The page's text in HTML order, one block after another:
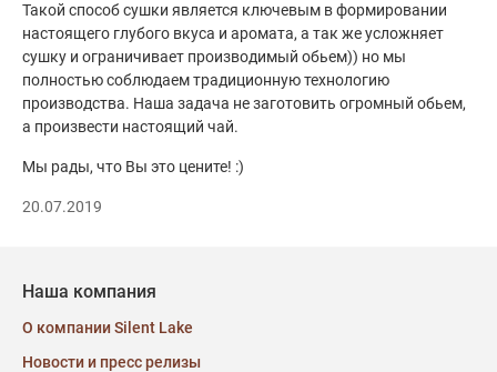
Такой способ сушки является ключевым в формировании
настоящего глубого вкуса и аромата, а так же усложняет
сушку и ограничивает производимый обьем)) но мы
полностью соблюдаем традиционную технологию
производства. Наша задача не заготовить огромный обьем,
а произвести настоящий чай.
Мы рады, что Вы это цените! :)
20.07.2019
Наша компания
О компании Silent Lake
Новости и пресс релизы